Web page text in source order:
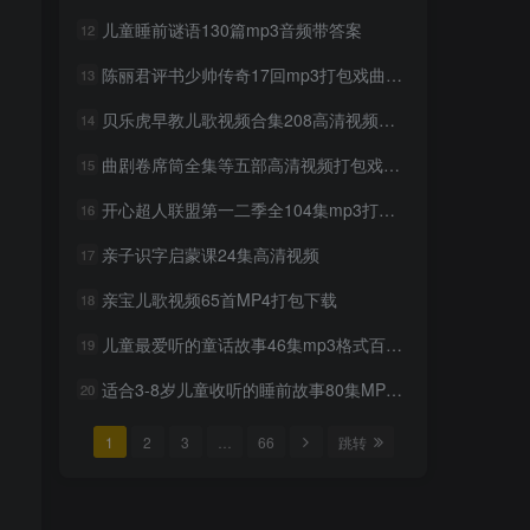
12 儿童睡前谜语130篇mp3音频带答案
13 陈丽君评书少帅传奇17回mp3打包戏曲下载
14 贝乐虎早教儿歌视频合集208高清视频打包下载
15 曲剧卷席筒全集等五部高清视频打包戏曲下载
16 开心超人联盟第一二季全104集mp3打包下载
17 亲子识字启蒙课24集高清视频
18 亲宝儿歌视频65首MP4打包下载
19 儿童最爱听的童话故事46集mp3格式百度网盘下载
20 适合3-8岁儿童收听的睡前故事80集MP3下载
1 2 3 66 跳转
2年前 922人已阅读
超级飞侠动画片1-9季全集中
贝瓦儿歌大全mp3版346首打
豫剧选段108段mp3打包载
戏曲下载
湖北大鼓80多首mp3打包戏